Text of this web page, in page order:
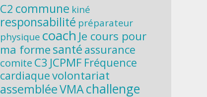
C2 commune kiné
responsabilité préparateur
physique coach Je cours pour
ma forme santé assurance
comite C3 JCPMF Fréquence
cardiaquevolontariat
assembléeVMAchallenge